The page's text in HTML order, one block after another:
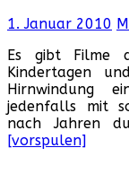
1. Januar 2010
Es gibt Filme
Kindertagen
Hirnwindung
jedenfalls mit
nach Jahren
[vorspulen]